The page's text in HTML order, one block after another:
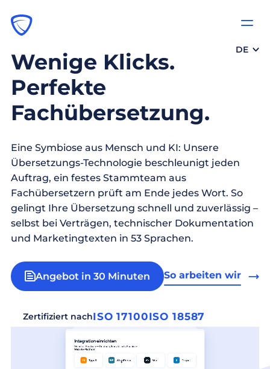
DE
Wenige Klicks.
Perfekte
Fachübersetzung.
Eine Symbiose aus Mensch und KI: Unsere
Übersetzungs-Technologie beschleunigt jeden
Auftrag, ein festes Stammteam aus
Fachübersetzern prüft am Ende jedes Wort. So
gelingt Ihre Übersetzung schnell und zuverlässig –
selbst bei Verträgen, technischer Dokumentation
und Marketingtexten in 53 Sprachen.
Angebot in 30 Minuten So arbeiten wir
Zertifiziert nachISO 17100ISO 18587